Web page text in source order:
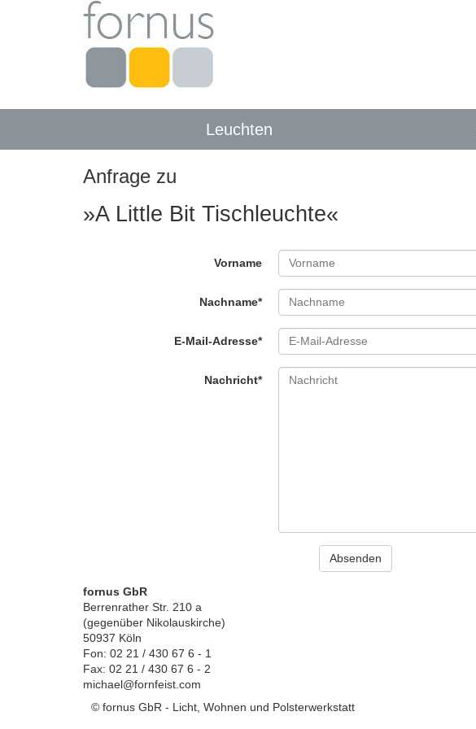
Leuchten
Anfrage zu
»A Little Bit Tischleuchte«
Vorname
Nachname*
E-Mail-Adresse*
Nachricht*
fornus GbR
Berrenrather Str. 210 a
(gegenüber Nikolauskirche)
50937 Köln
Fon: 02 21 / 430 67 6 - 1
Fax: 02 21 / 430 67 6 - 2
michael@fornfeist.com
© fornus GbR - Licht, Wohnen und Polsterwerkstatt